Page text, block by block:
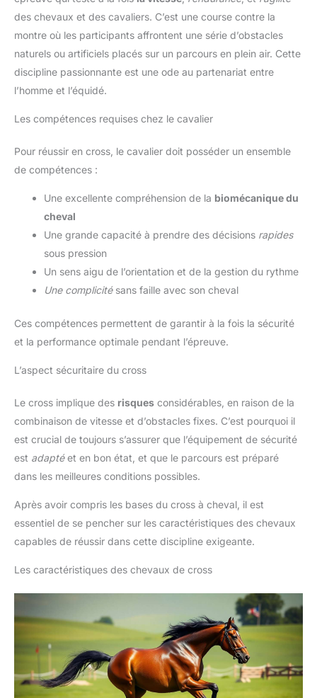
des chevaux et des cavaliers. C’est une course contre la
montre où les participants affrontent une série d’obstacles
naturels ou artificiels placés sur un parcours en plein air. Cette
discipline passionnante est une ode au partenariat entre
l’homme et l’équidé.
Les compétences requises chez le cavalier
Pour réussir en cross, le cavalier doit posséder un ensemble
de compétences :
Une excellente compréhension de la biomécanique du
cheval
Une grande capacité à prendre des décisions rapides
sous pression
Un sens aigu de l’orientation et de la gestion du rythme
Une complicitésans faille avec son cheval
Ces compétences permettent de garantir à la fois la sécurité
et la performance optimale pendant l’épreuve.
L’aspect sécuritaire du cross
Le cross implique des risques considérables, en raison de la
combinaison de vitesse et d’obstacles fixes. C’est pourquoi il
est crucial de toujours s’assurer que l’équipement de sécurité
est adaptéet en bon état, et que le parcours est préparé
dans les meilleures conditions possibles.
Après avoir compris les bases du cross à cheval, il est
essentiel de se pencher sur les caractéristiques des chevaux
capables de réussir dans cette discipline exigeante.
Les caractéristiques des chevaux de cross